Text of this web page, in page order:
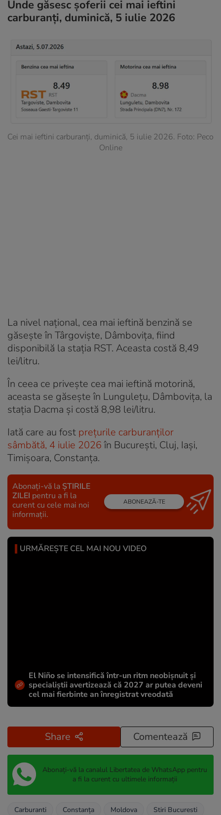
Unde găsesc șoferii cei mai ieftini
carburanți, duminică, 5 iulie 2026
Cei mai ieftini carburanți, duminică, 5 iulie 2026. Foto: Peco
Online
La nivel național, cea mai ieftină benzină se
găsește în Târgoviște, Dâmbovița, fiind
disponibilă la stația RST. Aceasta costă 8,49
lei/litru.
În ceea ce privește cea mai ieftină motorină,
aceasta se găsește în Lungulețu, Dâmbovița, la
stația Dacma și costă 8,98 lei/litru.
Iată care au fost prețurile carburanților
sâmbătă, 4 iulie 2026în București, Cluj, Iași,
Timișoara, Constanța.
Abonați-vă la ȘTIRILE
ZILEI pentru a fi la
curent cu cele mai noi
informații.
ABONEAZĂ-TE
URMĂREȘTE CEL MAI NOU VIDEO
El Niño se intensifică într-un ritm neobișnuit și
specialiștii avertizează că 2027 ar putea deveni
cel mai fierbinte an înregistrat vreodată
Share Comentează
Abonați-vă la canalul Libertatea de WhatsApp pentru
a fi la curent cu ultimele informații
Carburanti Constanța Moldova
Stiri Bucuresti